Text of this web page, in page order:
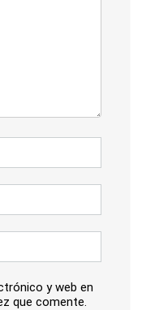
y web en
que comente.